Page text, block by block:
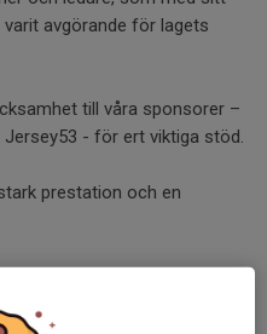
avgörande för lagets
till våra sponsorer –
- för ert viktiga stöd.
prestation och en